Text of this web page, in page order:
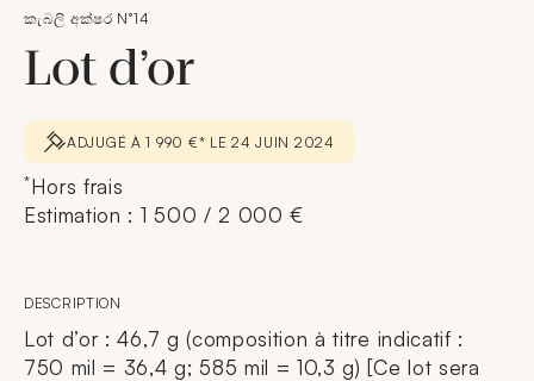
කැබලි අක්ෂර N°14
Lot d’or
ADJUGÉ À 1 990 €* LE 24 JUIN 2024
*Hors frais
Estimation : 1 500 / 2 000 €
DESCRIPTION
Lot d’or : 46,7 g (composition à titre indicatif :
750 mil = 36,4 g; 585 mil = 10,3 g) [Ce lot sera